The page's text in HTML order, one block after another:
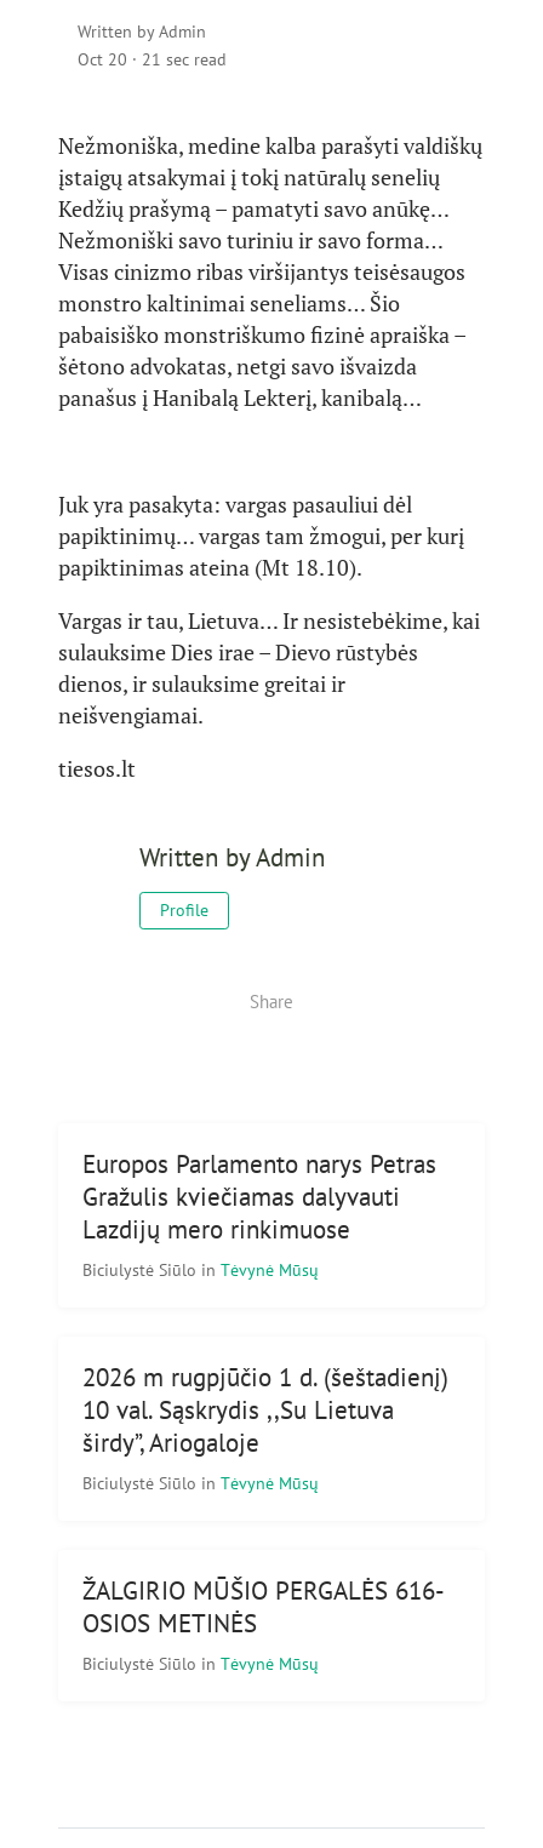
Written byAdmin
Oct 20 · 21 sec read
Nežmoniška, medine kalba parašyti valdiškų
įstaigų atsakymai į tokį natūralų senelių
Kedžių prašymą – pamatyti savo anūkę…
Nežmoniški savo turiniu ir savo forma…
Visas cinizmo ribas viršijantys teisėsaugos
monstro kaltinimai seneliams… Šio
pabaisiško monstriškumo fizinė apraiška –
šėtono advokatas, netgi savo išvaizda
panašus į Hanibalą Lekterį, kanibalą…
Juk yra pasakyta: vargas pasauliui dėl
papiktinimų… vargas tam žmogui, per kurį
papiktinimas ateina (Mt 18.10).
Vargas ir tau, Lietuva… Ir nesistebėkime, kai
sulauksime Dies irae – Dievo rūstybės
dienos, ir sulauksime greitai ir
neišvengiamai.
tiesos.lt
Written byAdmin
Profile
Share
Europos Parlamento narys Petras
Gražulis kviečiamas dalyvauti
Lazdijų mero rinkimuose
Biciulystė Siūlo in Tėvynė Mūsų
2026 m rugpjūčio 1 d. (šeštadienį)
10 val. Sąskrydis ,,Su Lietuva
širdy”, Ariogaloje
Biciulystė Siūlo in Tėvynė Mūsų
ŽALGIRIO MŪŠIO PERGALĖS 616-
OSIOS METINĖS
Biciulystė Siūlo in Tėvynė Mūsų